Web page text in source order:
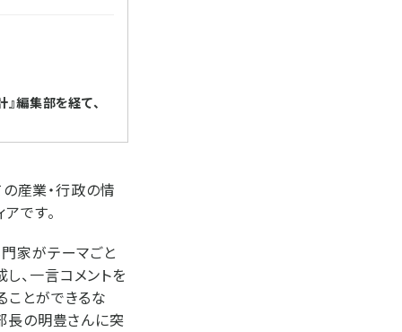
編集部を経て、
産業・行政の情
です。
家がテーマごと
、一言コメントを
ことができるな
長の明豊さんに突